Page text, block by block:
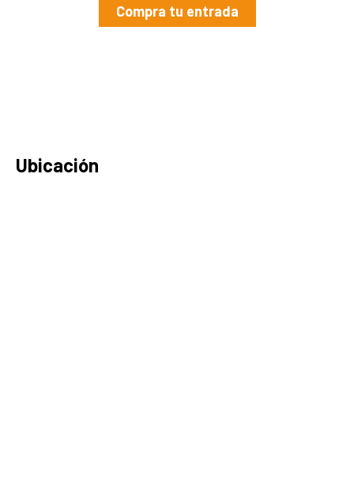
Compra tu entrada
Ubicación